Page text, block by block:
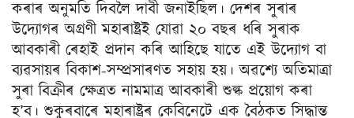
কৰাৰ অনুমতি দিবলৈ দাবী জনাইছিল। দেশৰ সুৰাৰ
উদ্যোগৰ অগ্ৰণী মহাৰাষ্ট্ৰই যোৱা ২০ বছৰ ধৰি সুৰাক
আবকাৰী ৰেহাই প্ৰদান কৰি আহিছে যাতে এই উদ্যোগ বা
ব্যৱসায়ৰ বিকাশ-সম্প্ৰসাৰণত সহায় হয়। অৱশ্যে অতিমাত্ৰা
সুৰা বিক্ৰীৰ ক্ষেত্ৰত নামমাত্ৰ আবকাৰী শুল্ক প্ৰয়োগ কৰা
হ’ব। শুকুৰবাৰে মহাৰাষ্ট্ৰৰ কেবিনেটে এক বৈঠকত সিদ্ধান্ত